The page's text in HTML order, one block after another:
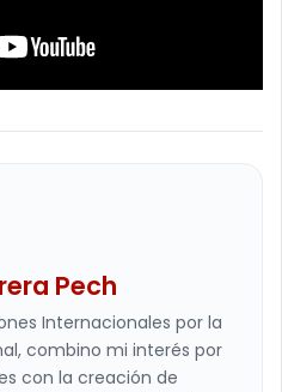
Pech
Internacionales por la
combino mi interés por
con la creación de